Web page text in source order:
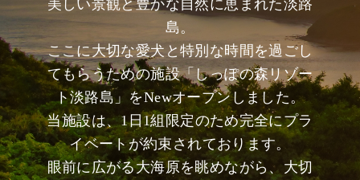
美しい景観と豊かな自然に恵まれた淡路
島。
ここに大切な愛犬と特別な時間を過ごし
てもらうための施設「しっぽの森リゾー
ト淡路島」をNewオープンしました。
当施設は、1日1組限定のため完全にプラ
イベートが約束されております。
眼前に広がる大海原を眺めながら、大切